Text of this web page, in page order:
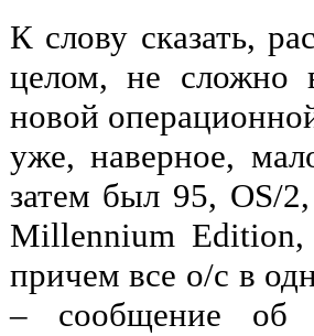
К слову сказать,
целом, не сложно
новой
уже, наверное,
затем был 95, OS/
Millennium
причем все о/c в
– сообщение об